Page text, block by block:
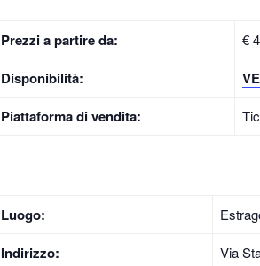
Prezzi a partire da: €
Disponibilità:
Piattaforma di vendita:
Luogo:
Indirizzo: Via